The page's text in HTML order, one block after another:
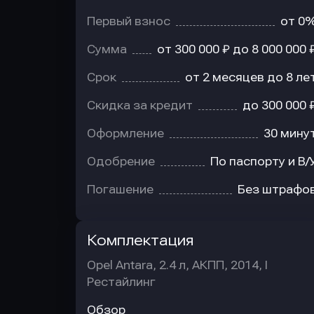
Первый взнос от
Сумма от 300 000 ₽ до 8 000 000
Срок от 2 месяцев до 8
Скидка за кредит до 300 000
Оформление 30
Одобрение По паспорту и В/
Погашение Без
Комплектация
Opel Antara, 2.4 л, АКПП, 2014, I
Рестайлинг
Обзор